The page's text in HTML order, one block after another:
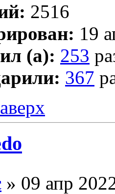
2516
19
(а): 253
367
» 09 апр